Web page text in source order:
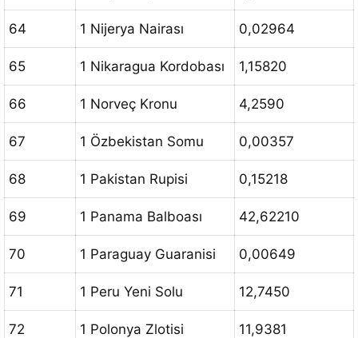
64 1 Nijerya Nairası 0,02964
65 1 Nikaragua Kordobası 1,15820
66 1 Norveç Kronu 4,2590
67 1 Özbekistan Somu 0,00357
68 1 Pakistan Rupisi 0,15218
69 1 Panama Balboası 42,62210
70 1 Paraguay Guaranisi 0,00649
71 1 Peru Yeni Solu 12,7450
72 1 Polonya Zlotisi 11,9381